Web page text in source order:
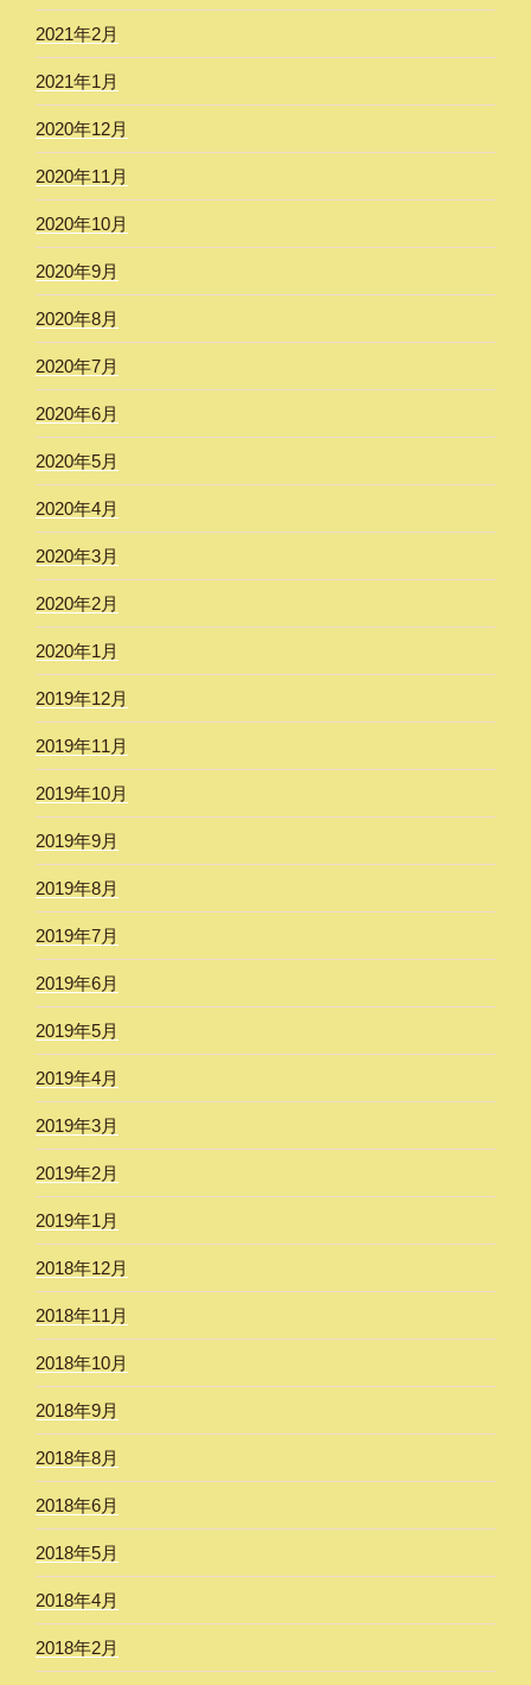
2021年2月
2021年1月
2020年12月
2020年11月
2020年10月
2020年9月
2020年8月
2020年7月
2020年6月
2020年5月
2020年4月
2020年3月
2020年2月
2020年1月
2019年12月
2019年11月
2019年10月
2019年9月
2019年8月
2019年7月
2019年6月
2019年5月
2019年4月
2019年3月
2019年2月
2019年1月
2018年12月
2018年11月
2018年10月
2018年9月
2018年8月
2018年6月
2018年5月
2018年4月
2018年2月